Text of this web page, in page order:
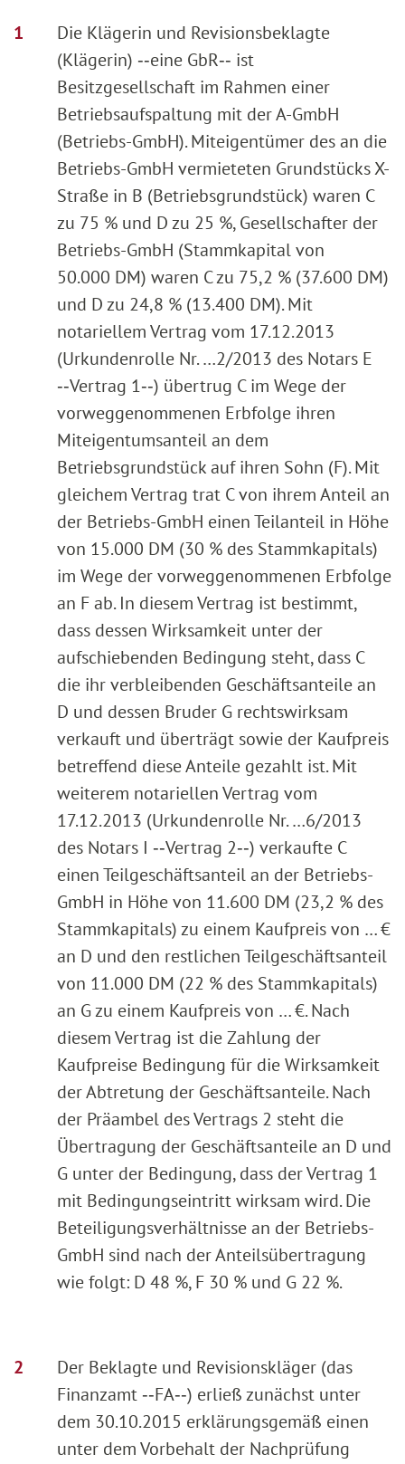
Die Klägerin und Revisionsbeklagte
(Klägerin) ‑‑eine GbR‑‑ ist
Besitzgesellschaft im Rahmen einer
Betriebsaufspaltung mit der A-GmbH
(Betriebs-GmbH). Miteigentümer des an die
Betriebs-GmbH vermieteten Grundstücks X-
Straße in B (Betriebsgrundstück) waren C
zu 75 % und D zu 25 %, Gesellschafter der
Betriebs-GmbH (Stammkapital von
50.000 DM) waren C zu 75,2 % (37.600 DM)
und D zu 24,8 % (13.400 DM). Mit
notariellem Vertrag vom 17.12.2013
(Urkundenrolle Nr. …2/2013 des Notars E
‑‑Vertrag 1‑‑) übertrug C im Wege der
vorweggenommenen Erbfolge ihren
Miteigentumsanteil an dem
Betriebsgrundstück auf ihren Sohn (F). Mit
gleichem Vertrag trat C von ihrem Anteil an
der Betriebs-GmbH einen Teilanteil in Höhe
von 15.000 DM (30 % des Stammkapitals)
im Wege der vorweggenommenen Erbfolge
an F ab. In diesem Vertrag ist bestimmt,
dass dessen Wirksamkeit unter der
aufschiebenden Bedingung steht, dass C
die ihr verbleibenden Geschäftsanteile an
D und dessen Bruder G rechtswirksam
verkauft und überträgt sowie der Kaufpreis
betreffend diese Anteile gezahlt ist. Mit
weiterem notariellen Vertrag vom
17.12.2013 (Urkundenrolle Nr. …6/2013
des Notars I ‑‑Vertrag 2‑‑) verkaufte C
einen Teilgeschäftsanteil an der Betriebs-
GmbH in Höhe von 11.600 DM (23,2 % des
Stammkapitals) zu einem Kaufpreis von … €
an D und den restlichen Teilgeschäftsanteil
von 11.000 DM (22 % des Stammkapitals)
an G zu einem Kaufpreis von … €. Nach
diesem Vertrag ist die Zahlung der
Kaufpreise Bedingung für die Wirksamkeit
der Abtretung der Geschäftsanteile. Nach
der Präambel des Vertrags 2 steht die
Übertragung der Geschäftsanteile an D und
G unter der Bedingung, dass der Vertrag 1
mit Bedingungseintritt wirksam wird. Die
Beteiligungsverhältnisse an der Betriebs-
GmbH sind nach der Anteilsübertragung
wie folgt: D 48 %, F 30 % und G 22 %.
Der Beklagte und Revisionskläger (das
Finanzamt ‑‑FA‑‑) erließ zunächst unter
dem 30.10.2015 erklärungsgemäß einen
unter dem Vorbehalt der Nachprüfung